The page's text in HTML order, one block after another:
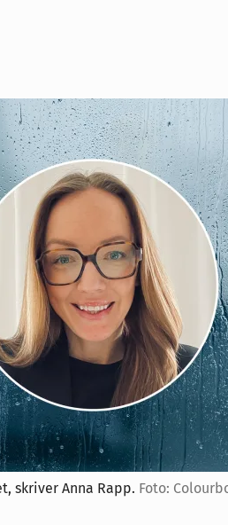
skriver Anna Rapp. Foto: